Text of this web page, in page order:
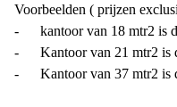
Voorbeelden ( prijzen
- kantoor van 18 mtr2 is
- Kantoor van 21 mtr2 is
- Kantoor van 37 mtr2 is